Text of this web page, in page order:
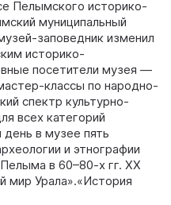
Пелымского историко-
муниципальный
заповедник изменил
историко-
посетители музея —
классы по народно-
спектр культурно-
всех категорий
в музее пять
и этнографии
в 60–80-х гг. XX
мир Урала».«История